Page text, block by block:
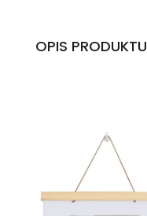
OPIS PRODUKTU